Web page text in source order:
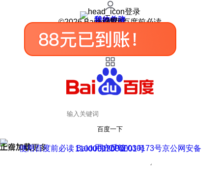
登录
我的关注
我的收藏
皮肤中心
用户反馈
设置
©2026 Baidu 使用百度前必读
百度一下
正在加载
上滑加载更多 用户反馈
使用百度前必读 Baidu 京ICP证030173号
京公网安备11000002000001号